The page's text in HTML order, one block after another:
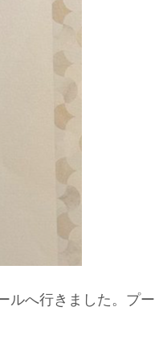
ルへ行きました。プー